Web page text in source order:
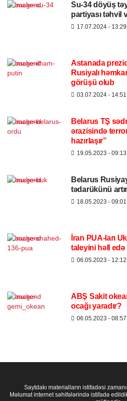
Su-34 döyüş
partiyası təhvil
17.07.2024 - 13:29
Astanada
Rusiyalı
görüşü olub
03.07.2024 - 14:51
Belarus TŞ
ərazisində
hazırlaşır”
19.05.2023 - 09:13
Belarus
tədarükünü
18.05.2023 - 09:01
İran PUA-ları
taleyini həll edə
06.05.2023 - 12:12
ABŞ Sakit
ocağı yaradır?
06.05.2023 - 08:57
Saytdakı materialların istifadəsi
Məlumat internet səhifələrində istifadə